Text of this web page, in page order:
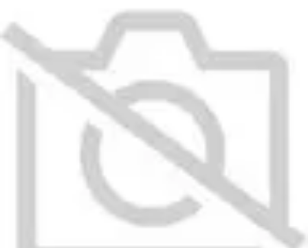
Compréhension de l'accessibilité
Pratique
Mode Accessible
Shopping Accessible